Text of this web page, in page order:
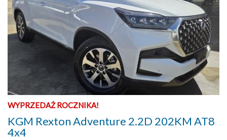
WYPRZEDAŻ ROCZNIKA!
KGM Rexton Adventure 2.2D 202KM AT8
4x4